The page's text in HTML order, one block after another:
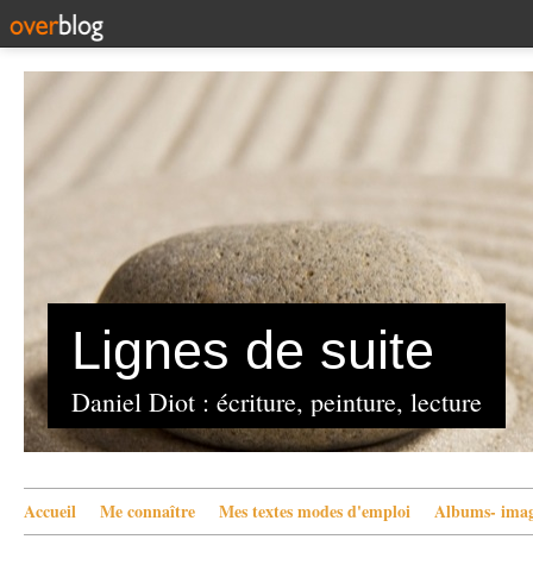
Lignes de suite
Daniel Diot : écriture, peinture, lecture
Accueil Me connaître Mes textes modes d'emploi Albums-